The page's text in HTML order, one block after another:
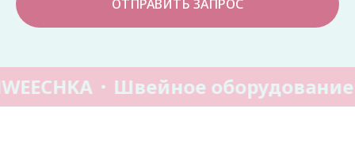
ОТПРАВИТЬ ЗАПРОС
Швейное оборудование